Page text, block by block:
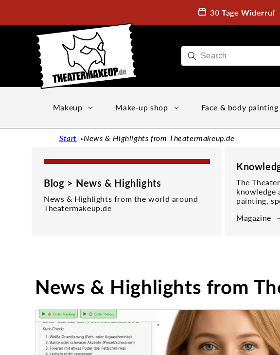
30 Tage Widerruf
Makeup Make-up shop Face & body painting
Start News & Highlights from Theatermakeup.de
Blog > News & Highlights
News & Highlights from the world around
Theatermakeup.de
The
knowledge
painting,
Magazine
News & Highlights from